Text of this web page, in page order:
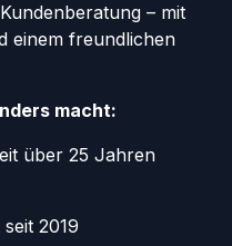
– mit
einem freundlichen
macht:
über 25 Jahren
2019